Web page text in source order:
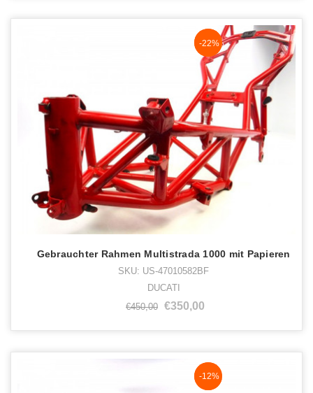
NaN%
-22%
Gebrauchter Rahmen Multistrada 1000 mit Papieren
SKU: US-47010582BF
DUCATI
€450,00 €350,00
NaN%
-12%